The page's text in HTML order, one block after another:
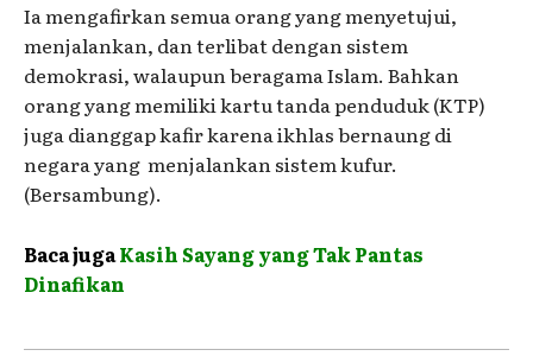
Ia mengafirkan semua orang yang menyetujui,
menjalankan, dan terlibat dengan sistem
demokrasi, walaupun beragama Islam. Bahkan
orang yang memiliki kartu tanda penduduk (KTP)
juga dianggap kafir karena ikhlas bernaung di
negara yang menjalankan sistem kufur.
(Bersambung).
Baca jugaKasih Sayang yang Tak Pantas
Dinafikan